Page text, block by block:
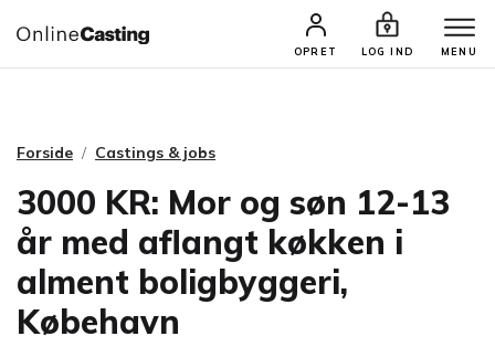
OPRET LOG IND MENU
CASTINGS & JOBS SØG PROFIL
Forside Castings & jobs
3000 KR: Mor og søn 12-13
år med aflangt køkken i
alment boligbyggeri,
Købehavn